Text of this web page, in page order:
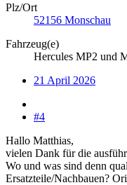
Plz/Ort
52156 Monschau
Fahrzeug(e)
Hercules MP2 und
21 April 2026
#4
Hallo Matthias,
vielen Dank für die
Wo und was sind denn
Ersatzteile/Nachbauen?